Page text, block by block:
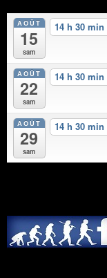
AOÛT
15
sam
14 h 30 min
AOÛT
22
sam
14 h 30 min
AOÛT
29
sam
14 h 30 min